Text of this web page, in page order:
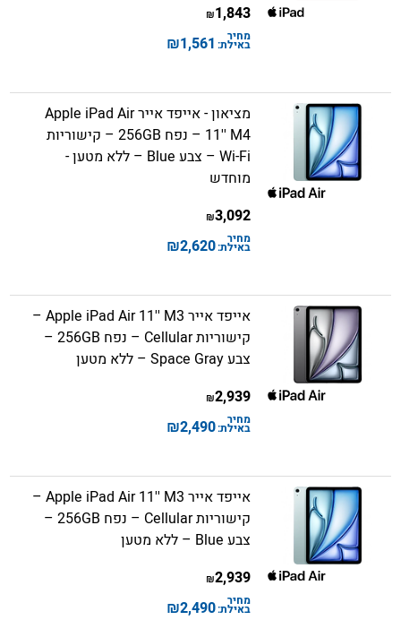
1,843
₪
מחיר
באילת: 1,561
₪
מציאון - אייפד אייר Apple iPad Air
11'' M4 – נפח 256GB – קישוריות
Wi-Fi – צבע Blue – ללא מטען -
מוחדש
3,092
₪
מחיר
באילת:2,620
₪
אייפד אייר Apple iPad Air 11'' M3 –
קישוריות Cellular – נפח 256GB –
צבע Space Gray – ללא מטען
2,939
₪
מחיר
באילת:2,490
₪
אייפד אייר Apple iPad Air 11'' M3 –
קישוריות Cellular – נפח 256GB –
צבע Blue – ללא מטען
2,939
₪
מחיר
באילת:2,490
₪